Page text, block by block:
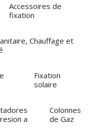
Accessoires de
fixation
Chauffage et
Fixation
solaire
Colonnes
de Gaz